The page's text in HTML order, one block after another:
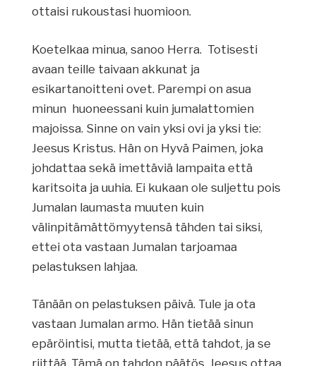
ottaisi rukoustasi huomioon.
Koetelkaa minua, sanoo Herra. Totisesti
avaan teille taivaan akkunat ja
esikartanoitteni ovet. Parempi on asua
minun huoneessani kuin jumalattomien
majoissa. Sinne on vain yksi ovi ja yksi tie:
Jeesus Kristus. Hän on Hyvä Paimen, joka
johdattaa sekä imettäviä lampaita että
karitsoita ja uuhia. Ei kukaan ole suljettu pois
Jumalan laumasta muuten kuin
välinpitämättömyytensä tähden tai siksi,
ettei ota vastaan Jumalan tarjoamaa
pelastuksen lahjaa.
Tänään on pelastuksen päivä. Tule ja ota
vastaan Jumalan armo. Hän tietää sinun
epäröintisi, mutta tietää, että tahdot, ja se